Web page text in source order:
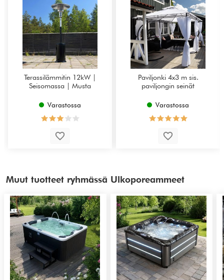
Terassilämmitin 12kW |
Seisomassa | Musta
Varastossa
Paviljonki 4x3 m sis.
paviljongin seinät
Varastossa
Muut tuotteet ryhmässä Ulkoporeammeet